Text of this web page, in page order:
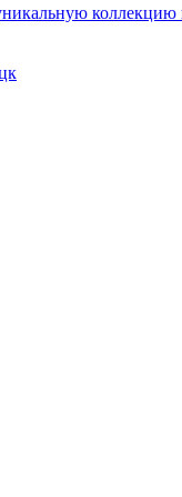
коллекцию